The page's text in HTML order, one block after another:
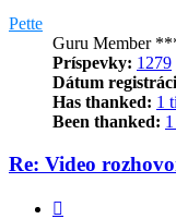
Pette
Guru Member
Príspevky: 1279
Dátum
Has thanked: 1
Been thanked:
Re: Video